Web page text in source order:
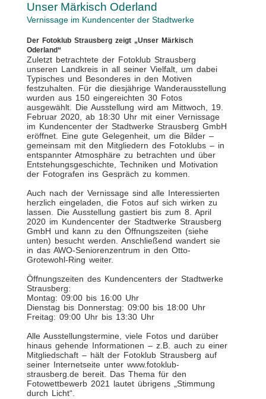
Unser Märkisch Oderland
Vernissage im Kundencenter der Stadtwerke
Der Fotoklub Strausberg zeigt „Unser Märkisch
Oderland“
Zuletzt betrachtete der Fotoklub Strausberg
unseren Landkreis in all seiner Vielfalt, um dabei
Typisches und Besonderes in den Motiven
festzuhalten. Für die diesjährige Wanderausstellung
wurden aus 150 eingereichten 30 Fotos
ausgewählt. Die Ausstellung wird am Mittwoch, 19.
Februar 2020, ab 18:30 Uhr mit einer Vernissage
im Kundencenter der Stadtwerke Strausberg GmbH
eröffnet. Eine gute Gelegenheit, um die Bilder –
gemeinsam mit den Mitgliedern des Fotoklubs – in
entspannter Atmosphäre zu betrachten und über
Entstehungsgeschichte, Techniken und Motivation
der Fotografen ins Gespräch zu kommen.
Auch nach der Vernissage sind alle Interessierten
herzlich eingeladen, die Fotos auf sich wirken zu
lassen. Die Ausstellung gastiert bis zum 8. April
2020 im Kundencenter der Stadtwerke Strausberg
GmbH und kann zu den Öffnungszeiten (siehe
unten) besucht werden. Anschließend wandert sie
in das AWO-Seniorenzentrum in den Otto-
Grotewohl-Ring weiter.
Öffnungszeiten des Kundencenters der Stadtwerke
Strausberg:
Montag: 09:00 bis 16:00 Uhr
Dienstag bis Donnerstag: 09:00 bis 18:00 Uhr
Freitag: 09:00 Uhr bis 13:30 Uhr
Alle Ausstellungstermine, viele Fotos und darüber
hinaus gehende Informationen – z.B. auch zu einer
Mitgliedschaft – hält der Fotoklub Strausberg auf
seiner Internetseite unter www.fotoklub-
strausberg.de bereit. Das Thema für den
Fotowettbewerb 2021 lautet übrigens „Stimmung
durch Licht“.